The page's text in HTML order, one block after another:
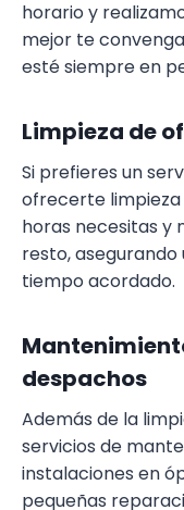
horario y
mejor te
esté siempre en
Limpieza de
Si prefieres un
ofrecerte limpieza
horas necesitas y
resto, asegurando
tiempo acordado.
despachos
Además de la
servicios de
instalaciones en
pequeñas